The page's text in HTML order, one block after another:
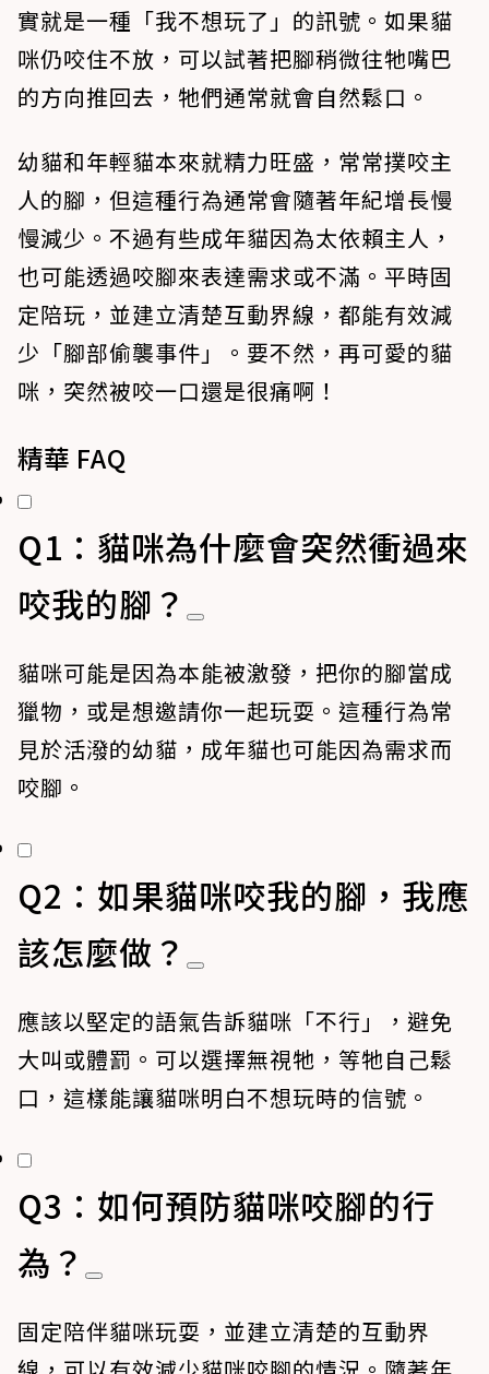
實就是一種「我不想玩了」的訊號。如果貓
咪仍咬住不放，可以試著把腳稍微往牠嘴巴
的方向推回去，牠們通常就會自然鬆口。
幼貓和年輕貓本來就精力旺盛，常常撲咬主
人的腳，但這種行為通常會隨著年紀增長慢
慢減少。不過有些成年貓因為太依賴主人，
也可能透過咬腳來表達需求或不滿。平時固
定陪玩，並建立清楚互動界線，都能有效減
少「腳部偷襲事件」。要不然，再可愛的貓
咪，突然被咬一口還是很痛啊！
精華 FAQ
Q1：貓咪為什麼會突然衝過來
咬我的腳？
貓咪可能是因為本能被激發，把你的腳當成
獵物，或是想邀請你一起玩耍。這種行為常
見於活潑的幼貓，成年貓也可能因為需求而
咬腳。
Q2：如果貓咪咬我的腳，我應
該怎麼做？
應該以堅定的語氣告訴貓咪「不行」，避免
大叫或體罰。可以選擇無視牠，等牠自己鬆
口，這樣能讓貓咪明白不想玩時的信號。
Q3：如何預防貓咪咬腳的行
為？
固定陪伴貓咪玩耍，並建立清楚的互動界